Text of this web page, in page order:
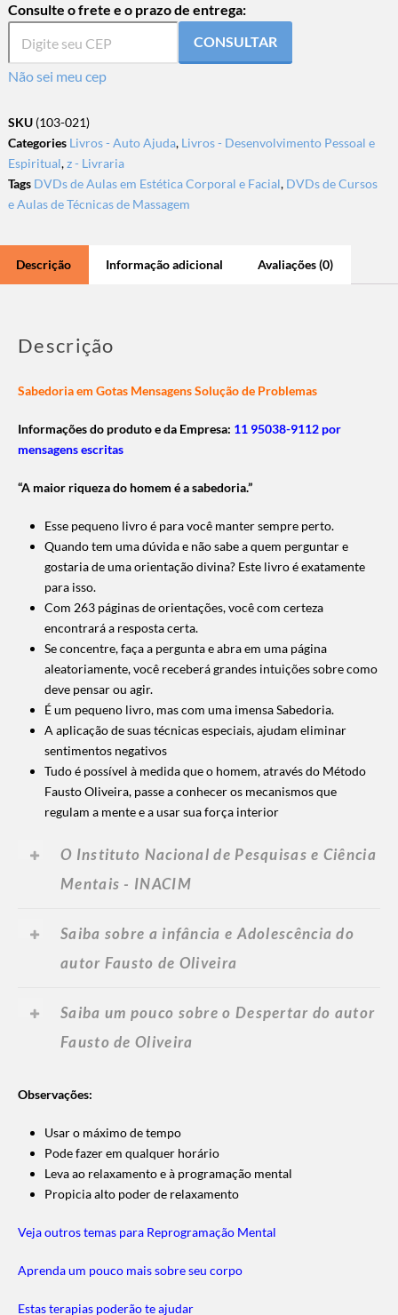
Consulte o frete e o prazo de entrega:
CONSULTAR
Não sei meu cep
SKU (103-021)
Categories Livros - Auto Ajuda, Livros - Desenvolvimento Pessoal e
Espiritual,z - Livraria
Tags DVDs de Aulas em Estética Corporal e Facial, DVDs de Cursos
e Aulas de Técnicas de Massagem
Descrição Informação adicional Avaliações (0)
Descrição
Sabedoria em Gotas Mensagens Solução de Problemas
Informações do produto e da Empresa: 11 95038-9112 por
mensagens escritas
“A maior riqueza do homem é a sabedoria.”
Esse pequeno livro é para você manter sempre perto.
Quando tem uma dúvida e não sabe a quem perguntar e
gostaria de uma orientação divina? Este livro é exatamente
para isso.
Com 263 páginas de orientações, você com certeza
encontrará a resposta certa.
Se concentre, faça a pergunta e abra em uma página
aleatoriamente, você receberá grandes intuições sobre como
deve pensar ou agir.
É um pequeno livro, mas com uma imensa Sabedoria.
A aplicação de suas técnicas especiais, ajudam eliminar
sentimentos negativos
Tudo é possível à medida que o homem, através do Método
Fausto Oliveira, passe a conhecer os mecanismos que
regulam a mente e a usar sua força interior
O Instituto Nacional de Pesquisas e Ciência
Mentais - INACIM
Saiba sobre a infância e Adolescência do
autor Fausto de Oliveira
Saiba um pouco sobre o Despertar do autor
Fausto de Oliveira
Observações:
Usar o máximo de tempo
Pode fazer em qualquer horário
Leva ao relaxamento e à programação mental
Propicia alto poder de relaxamento
Veja outros temas para Reprogramação Mental
Aprenda um pouco mais sobre seu corpo
Estas terapias poderão te ajudar